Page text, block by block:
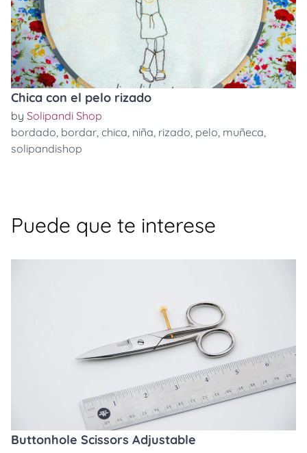
Chica con el pelo rizado
by Solipandi Shop
bordado, bordar, chica, niña, rizado, pelo, muñeca,
solipandishop
Puede que te interese
Buttonhole Scissors Adjustable